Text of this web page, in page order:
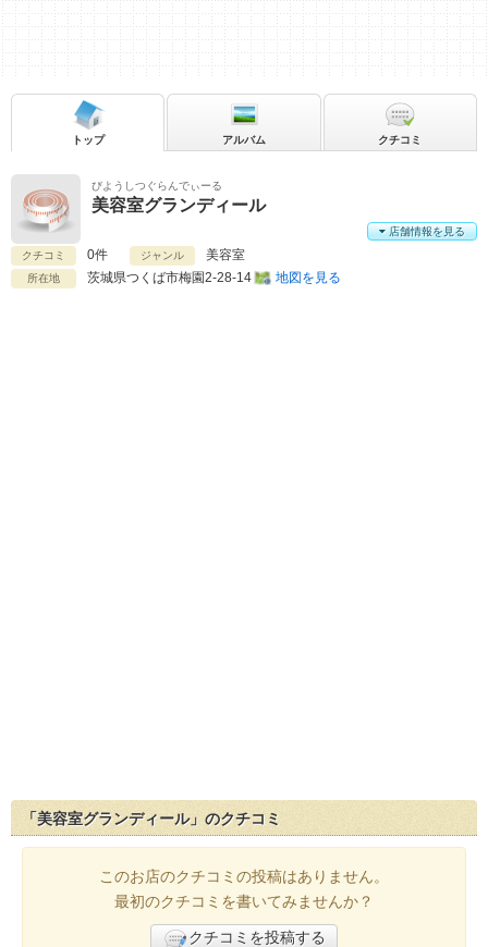
びようしつぐらんでぃーる
美容室グランディール
クチコミ 0件 ジャンル 美容室
所在地 茨城県つくば市梅園2-28-14 地図を見る
店舗情報を見る
トップ アルバム クチコミ
「美容室グランディール」のクチコミ
このお店のクチコミの投稿はありません。
最初のクチコミを書いてみませんか？
クチコミを投稿する